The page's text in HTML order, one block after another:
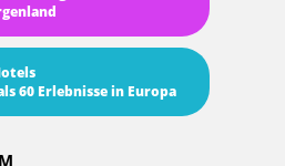
60 Erlebnisse in Europa